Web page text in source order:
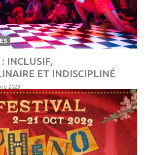
INCLUSIF,
ET INDISCIPLINÉ
2023